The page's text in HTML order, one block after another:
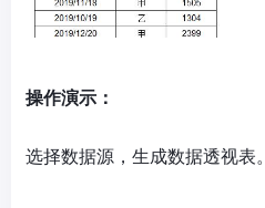
操作演示：
选择数据源，生成数据透视表。